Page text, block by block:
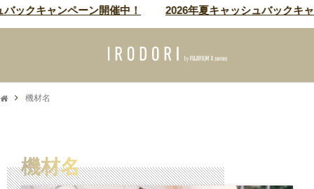
ックキャンペーン開催中！ 2026年夏キャッシュバックキ
機材名
機材名